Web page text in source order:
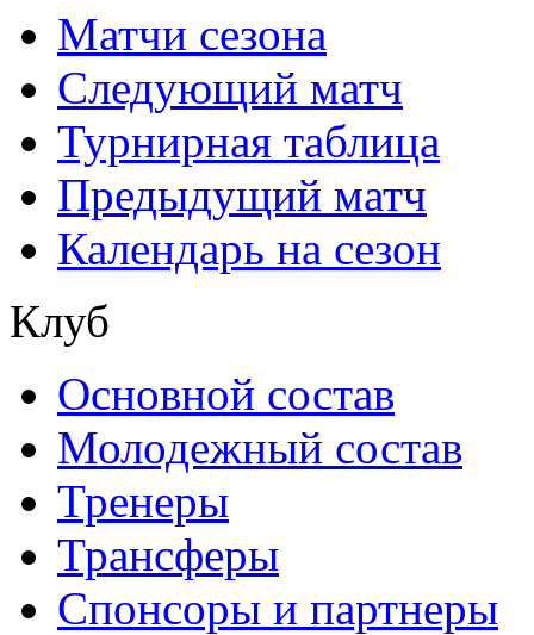
Матчи сезона
Следующий матч
Турнирная таблица
Предыдущий матч
Календарь на сезон
Клуб
Основной состав
Молодежный состав
Тренеры
Трансферы
Спонсоры и партнеры